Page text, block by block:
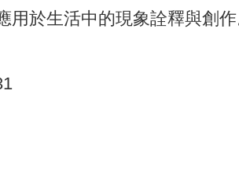
用於生活中的現象詮釋與創